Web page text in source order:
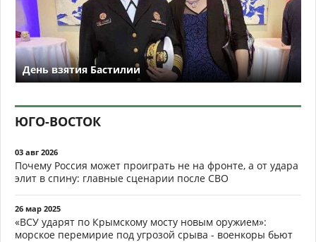
День взятия Бастилии
ЮГО-ВОСТОК
03 авг 2026
Почему Россия может проиграть не на фронте, а от удара
элит в спину: главные сценарии после СВО
26 мар 2025
«ВСУ ударят по Крымскому мосту новым оружием»:
морское перемирие под угрозой срыва - военкоры бьют